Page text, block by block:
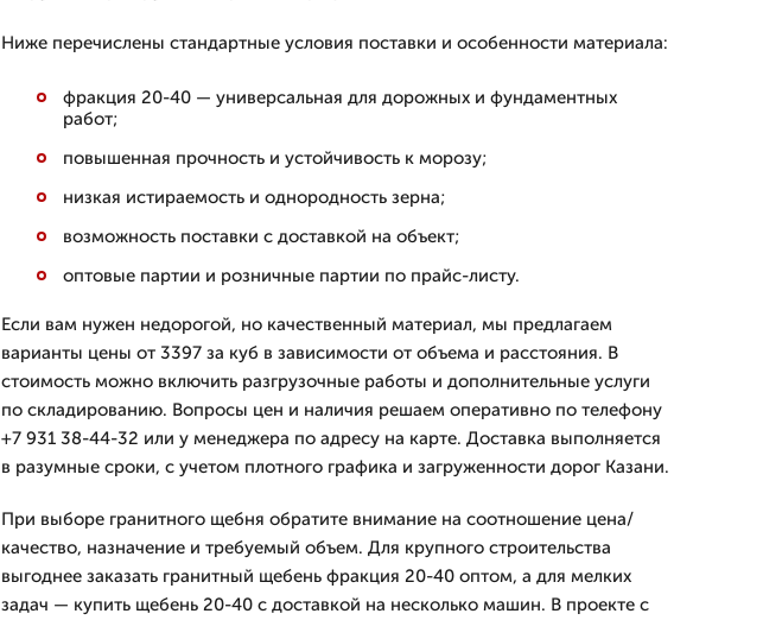
Ниже перечислены стандартные условия поставки и особенности материала:
фракция 20-40 — универсальная для дорожных и фундаментных
работ;
повышенная прочность и устойчивость к морозу;
низкая истираемость и однородность зерна;
возможность поставки с доставкой на объект;
оптовые партии и розничные партии по прайс-листу.
Если вам нужен недорогой, но качественный материал, мы предлагаем
варианты цены от 3397 за куб в зависимости от объема и расстояния. В
стоимость можно включить разгрузочные работы и дополнительные услуги
по складированию. Вопросы цен и наличия решаем оперативно по телефону
+7 931 38-44-32 или у менеджера по адресу на карте. Доставка выполняется
в разумные сроки, с учетом плотного графика и загруженности дорог Казани.
При выборе гранитного щебня обратите внимание на соотношение цена/
качество, назначение и требуемый объем. Для крупного строительства
выгоднее заказать гранитный щебень фракция 20-40 оптом, а для мелких
задач — купить щебень 20-40 с доставкой на несколько машин. В проекте с